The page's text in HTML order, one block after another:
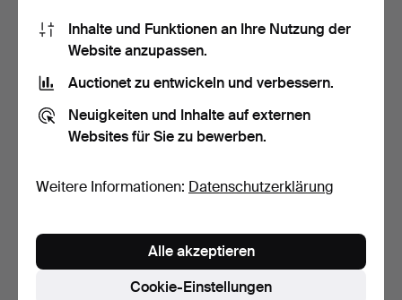
SAMMLUNG VON 11 PAAR
OHRRINGEN.
8 Gebote
2 GROSSE DESIGNER-
3 Gebote
Inhalte und Funktionen an Ihre Nutzung der
Website anzupassen.
Auctionet zu entwickeln und verbessern.
Neuigkeiten und Inhalte auf externen
Websites für Sie zu bewerben.
Weitere Informationen: Datenschutzerklärung
Cookie-Einstellungen
Alle akzeptieren